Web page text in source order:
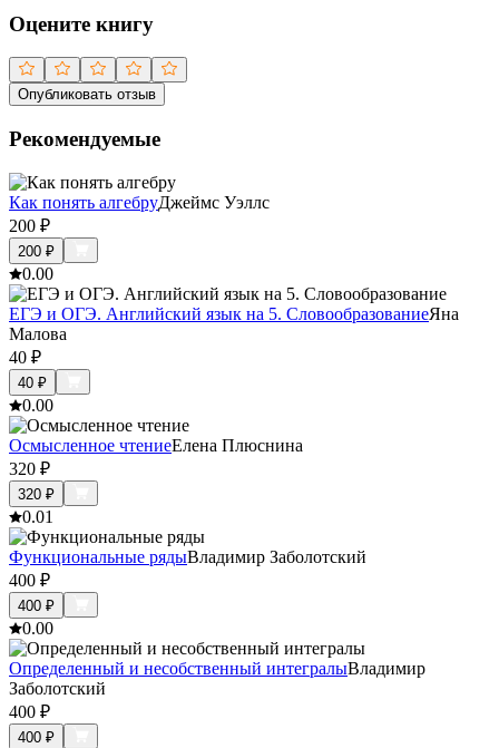
Оцените книгу
Опубликовать отзыв
Рекомендуемые
Как понять алгебруДжеймс Уэллс
200 ₽
200 ₽
0.00
ЕГЭ и ОГЭ. Английский язык на 5. СловообразованиеЯна
Малова
40 ₽
40 ₽
0.00
Осмысленное чтениеЕлена Плюснина
320 ₽
320 ₽
0.01
Функциональные рядыВладимир Заболотский
400 ₽
400 ₽
0.00
Определенный и несобственный интегралыВладимир
Заболотский
400 ₽
400 ₽